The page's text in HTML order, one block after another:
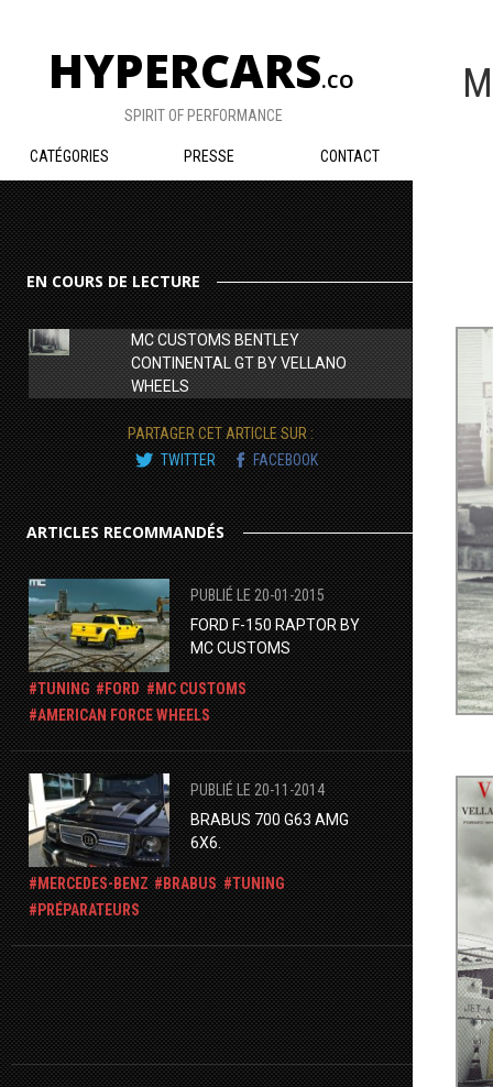
HYPERCARS.CO
SPIRIT OF PERFORMANCE
CATÉGORIES PRESSE CONTACT
EN COURS DE LECTURE
MC CUSTOMS BENTLEY
CONTINENTAL GT BY VELLANO
WHEELS
PARTAGER CET ARTICLE SUR :
TWITTER
FACEBOOK
ARTICLES RECOMMANDÉS
PUBLIÉ LE 20-01-2015
FORD F-150 RAPTOR BY
MC CUSTOMS
TUNING FORD
MC CUSTOMS
AMERICAN FORCE WHEELS
PUBLIÉ LE 20-11-2014
BRABUS 700 G63 AMG
6X6.
MERCEDES-BENZ BRABUS
TUNING
PRÉPARATEURS